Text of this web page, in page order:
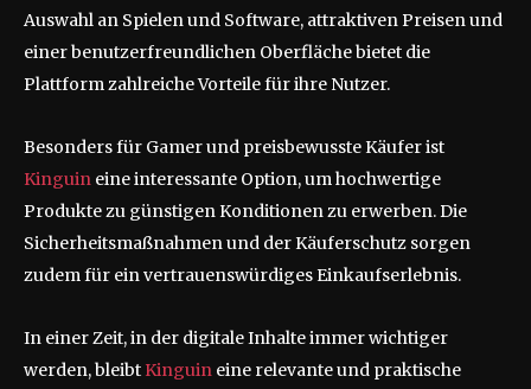
Auswahl an Spielen und Software, attraktiven Preisen und
einer benutzerfreundlichen Oberfläche bietet die
Plattform zahlreiche Vorteile für ihre Nutzer.
Besonders für Gamer und preisbewusste Käufer ist
Kinguin eine interessante Option, um hochwertige
Produkte zu günstigen Konditionen zu erwerben. Die
Sicherheitsmaßnahmen und der Käuferschutz sorgen
zudem für ein vertrauenswürdiges Einkaufserlebnis.
In einer Zeit, in der digitale Inhalte immer wichtiger
werden, bleibt Kinguin eine relevante und praktische